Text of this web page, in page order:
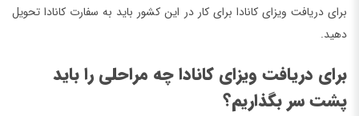
برای دریافت ویزای کانادا برای کار در این کشور باید به سفارت کانادا تحویل
دهید.
برای دریافت ویزای کانادا چه مراحلی را باید
پشت سر بگذاریم؟